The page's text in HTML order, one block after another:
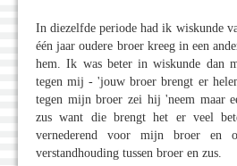
In diezelfde periode had ik wiskunde
één jaar oudere broer kreeg in een
hem. Ik was beter in wiskunde dan
tegen mij - 'jouw broer brengt er
tegen mijn broer zei hij 'neem maar
zus want die brengt het er veel
vernederend voor mijn broer en
verstandhouding tussen broer en zus.